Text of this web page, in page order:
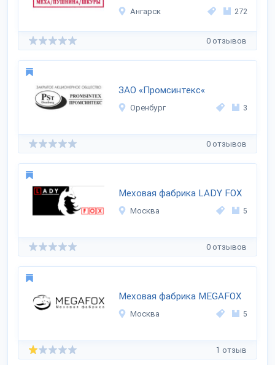
Ангарск 272
0 отзывов
ЗАО «Промсинтекс«
Оренбург 3
0 отзывов
Меховая фабрика LADY FOX
Москва 5
0 отзывов
Меховая фабрика MEGAFOX
Москва 5
1 отзыв